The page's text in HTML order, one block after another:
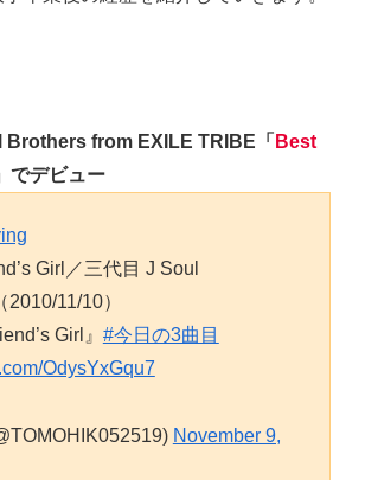
Brothers from EXILE TRIBE「 Best
」でデビュー
Girl／三代目 J Soul
2010/11/10）
Girl』 #今日の3曲目
OdysYxGqu7
November 9,